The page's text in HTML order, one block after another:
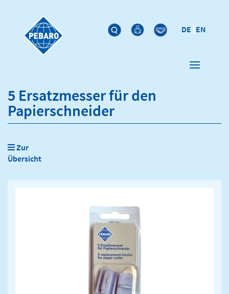
DE EN
5 Ersatzmesser für den
Papierschneider
Zur
Übersicht